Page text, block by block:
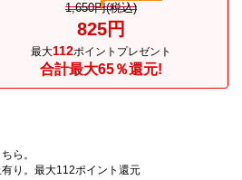
1,650円(税込)
825円
最大112ポイントプレゼント
合計最大65％還元!
ら。
り。最大112ポイント還元